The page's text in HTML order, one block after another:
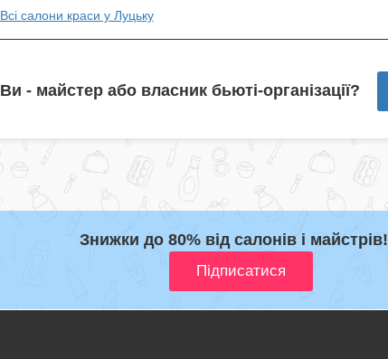
Всі салони краси у Луцьку
Ви - майстер або власник бьюті-організації?
Знижки до 80% від салонів і майстрів!